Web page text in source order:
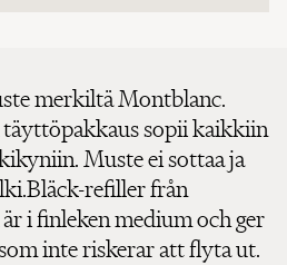
merkiltä Montblanc.
sopii kaikkiin
Muste ei sottaa ja
refiller från
i finleken medium och ger
inte riskerar att flyta ut.